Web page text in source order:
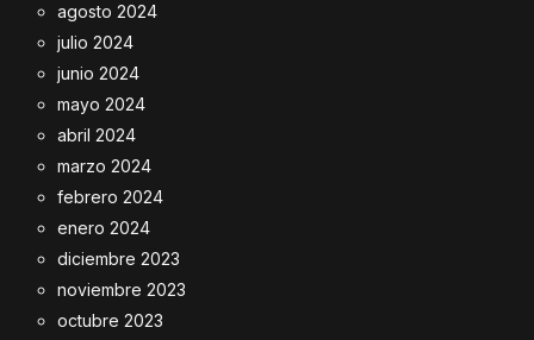
agosto 2024
julio 2024
junio 2024
mayo 2024
abril 2024
marzo 2024
febrero 2024
enero 2024
diciembre 2023
noviembre 2023
octubre 2023